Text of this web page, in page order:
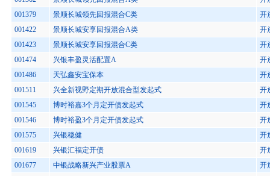
001379
景顺长城领先回报混合C类
开
001422
景顺长城安享回报混合A类
开
001423
景顺长城安享回报混合C类
开
001474
兴银丰盈灵活配置A
开
001486
天弘鑫安宝保本
开
001511
兴全新视野定期开放混合型发起式
开
001545
博时裕嘉3个月定开债发起式
开
001546
博时裕盈3个月定开债发起式
开
001575
兴银稳健
开
001619
兴银汇福定开债
开
001677
中银战略新兴产业股票A
开